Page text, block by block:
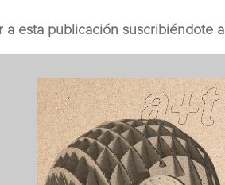
a esta publicación suscribiéndote a